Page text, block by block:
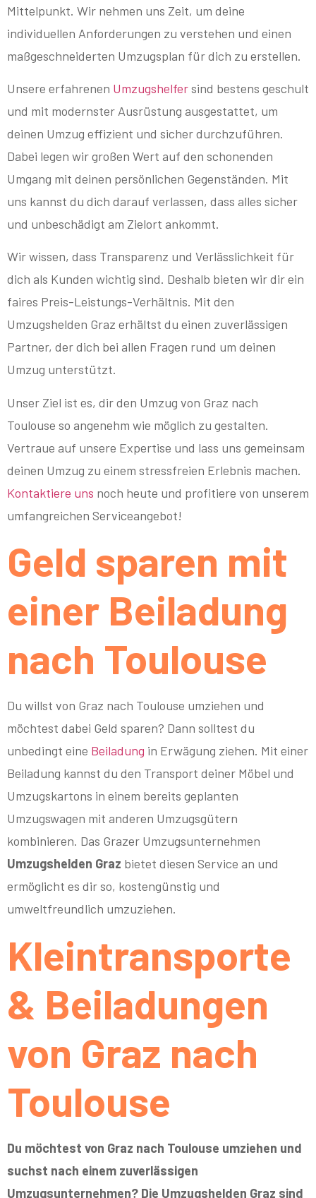
Mittelpunkt. Wir nehmen uns Zeit, um deine
individuellen Anforderungen zu verstehen und einen
maßgeschneiderten Umzugsplan für dich zu erstellen.
Unsere erfahrenen Umzugshelfersind bestens geschult
und mit modernster Ausrüstung ausgestattet, um
deinen Umzug effizient und sicher durchzuführen.
Dabei legen wir großen Wert auf den schonenden
Umgang mit deinen persönlichen Gegenständen. Mit
uns kannst du dich darauf verlassen, dass alles sicher
und unbeschädigt am Zielort ankommt.
Wir wissen, dass Transparenz und Verlässlichkeit für
dich als Kunden wichtig sind. Deshalb bieten wir dir ein
faires Preis-Leistungs-Verhältnis. Mit den
Umzugshelden Graz erhältst du einen zuverlässigen
Partner, der dich bei allen Fragen rund um deinen
Umzug unterstützt.
Unser Ziel ist es, dir den Umzug von Graz nach
Toulouse so angenehm wie möglich zu gestalten.
Vertraue auf unsere Expertise und lass uns gemeinsam
deinen Umzug zu einem stressfreien Erlebnis machen.
Kontaktiere uns noch heute und profitiere von unserem
umfangreichen Serviceangebot!
Geld sparen mit
einer Beiladung
nach Toulouse
Du willst von Graz nach Toulouse umziehen und
möchtest dabei Geld sparen? Dann solltest du
unbedingt eine Beiladung in Erwägung ziehen. Mit einer
Beiladung kannst du den Transport deiner Möbel und
Umzugskartons in einem bereits geplanten
Umzugswagen mit anderen Umzugsgütern
kombinieren. Das Grazer Umzugsunternehmen
Umzugshelden Graz bietet diesen Service an und
ermöglicht es dir so, kostengünstig und
umweltfreundlich umzuziehen.
Kleintransporte
& Beiladungen
von Graz nach
Toulouse
Du möchtest von Graz nach Toulouse umziehen und
suchst nach einem zuverlässigen
Umzugsunternehmen? Die Umzugshelden Graz sind